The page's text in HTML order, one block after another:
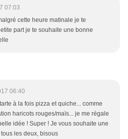
07:03
cette heure matinale je te
part je te souhaite une bonne
06:40
à la fois pizza et quiche... comme
haricots rouges/maïs... je me régale
idée ! Super ! Je vous souhaite une
les deux, bisous